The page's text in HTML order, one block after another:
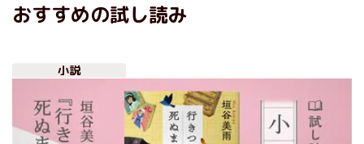
おすすめの試し読み
小説